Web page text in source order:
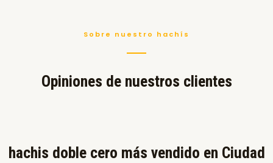
Sobre nuestro hachís
Opiniones de nuestros clientes
hachis doble cero más vendido en Ciudad